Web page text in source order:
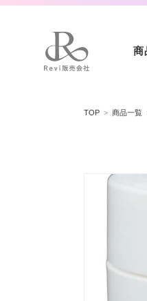
商
TOP 商品一覧